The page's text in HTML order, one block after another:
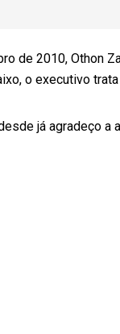
de 2010, Othon
o executivo
já agradeço a